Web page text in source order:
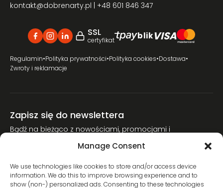
Manage Consent
We use technologies like cookies to store and/or access device
information. We do this to improve browsing experience and to
show (non-) personalized ads. Consenting to these technologies
kontakt@dobrenarty.pl | +48 601 846 347
SSL
certyfikat blikVISA
Regulamin•Polityka prywatności•Polityka cookies•Dostawa•
Zwroty i reklamacje
Zapisz się do newslettera
Bądź na bieżąco z nowościami, promocjami i
Dołącz do naszej społeczności miłośników nart.